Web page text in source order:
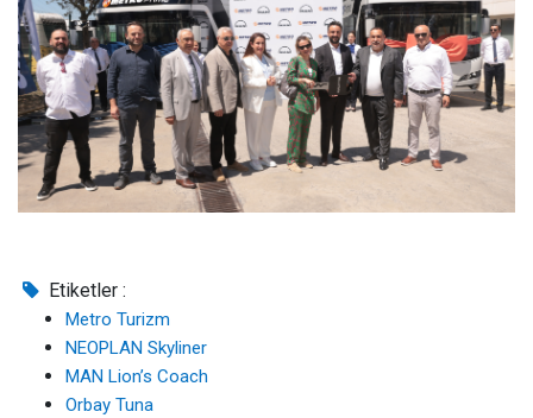
Etiketler :
Metro Turizm
NEOPLAN Skyliner
MAN Lion’s Coach
Orbay Tuna